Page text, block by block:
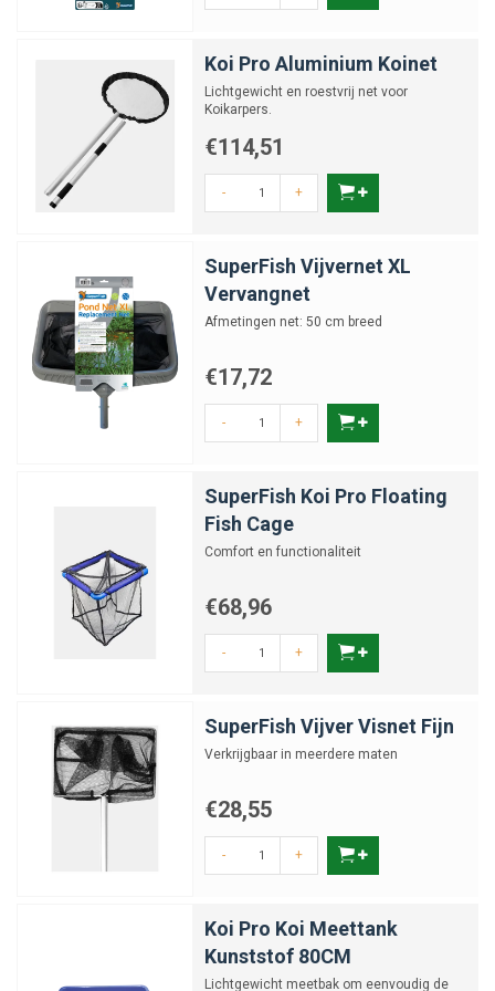
Koi Pro Aluminium Koinet
Lichtgewicht en roestvrij net voor
Koikarpers.
€114,51
- +
SuperFish Vijvernet XL
Vervangnet
Afmetingen net: 50 cm breed
€17,72
- +
SuperFish Koi Pro Floating
Fish Cage
Comfort en functionaliteit
€68,96
- +
SuperFish Vijver Visnet Fijn
Verkrijgbaar in meerdere maten
€28,55
- +
Koi Pro Koi Meettank
Kunststof 80CM
Lichtgewicht meetbak om eenvoudig de